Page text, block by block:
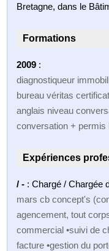
Bretagne, dans le
Formations
2009 :
diagnostiqueur
bureau véritas
anglais niveau
conversation +
Expériences
/ - : Chargé / Chargée
mars cb concept's
agencement, tout
commercial •suivi de
facture •gestion du